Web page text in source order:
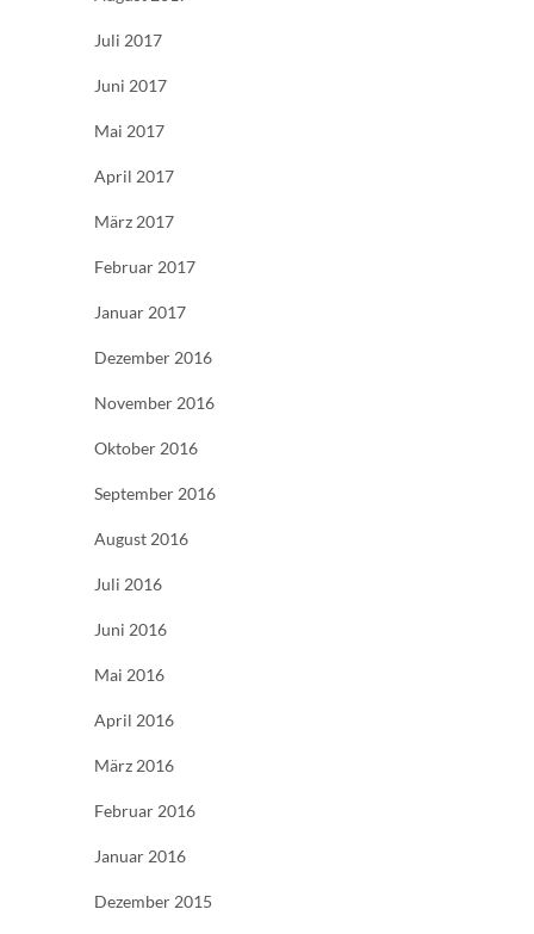
Juli 2017
Juni 2017
Mai 2017
April 2017
März 2017
Februar 2017
Januar 2017
Dezember 2016
November 2016
Oktober 2016
September 2016
August 2016
Juli 2016
Juni 2016
Mai 2016
April 2016
März 2016
Februar 2016
Januar 2016
Dezember 2015